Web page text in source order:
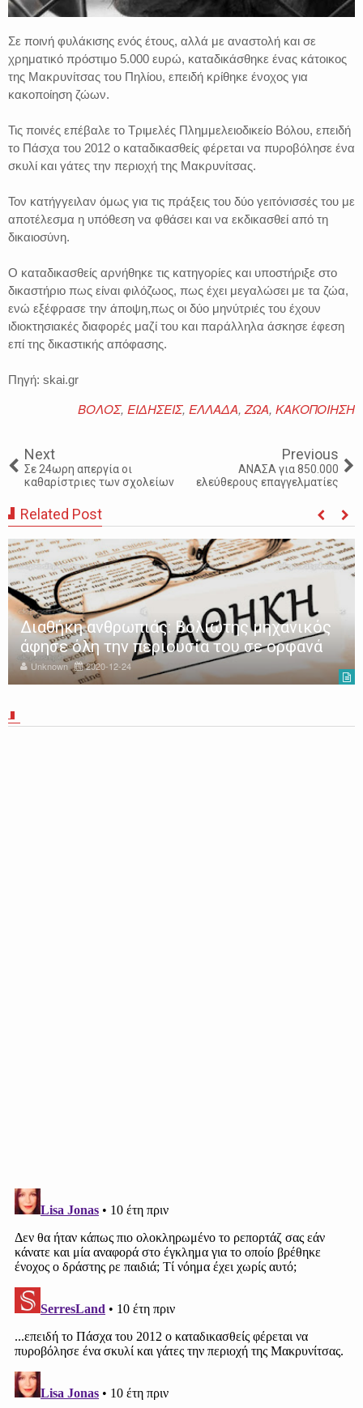
Σε ποινή φυλάκισης ενός έτους, αλλά με αναστολή και σε
χρηματικό πρόστιμο 5.000 ευρώ, καταδικάσθηκε ένας κάτοικος
της Μακρυνίτσας του Πηλίου, επειδή κρίθηκε ένοχος για
κακοποίηση ζώων.
Τις ποινές επέβαλε το Τριμελές Πλημμελειοδικείο Βόλου, επειδή
το Πάσχα του 2012 ο καταδικασθείς φέρεται να πυροβόλησε ένα
σκυλί και γάτες την περιοχή της Μακρυνίτσας.
Τον κατήγγειλαν όμως για τις πράξεις του δύο γειτόνισσές του με
αποτέλεσμα η υπόθεση να φθάσει και να εκδικασθεί από τη
δικαιοσύνη.
Ο καταδικασθείς αρνήθηκε τις κατηγορίες και υποστήριξε στο
δικαστήριο πως είναι φιλόζωος, πως έχει μεγαλώσει με τα ζώα,
ενώ εξέφρασε την άποψη,πως οι δύο μηνύτριές του έχουν
ιδιοκτησιακές διαφορές μαζί του και παράλληλα άσκησε έφεση
επί της δικαστικής απόφασης.
Πηγή: skai.gr
ΒΟΛΟΣ, ΕΙΔΗΣΕΙΣ, ΕΛΛΑΔΑ, ΖΩΑ, ΚΑΚΟΠΟΙΗΣΗ
Next
Σε 24ωρη απεργία οι
καθαρίστριες των σχολείων
Previous
ΑΝΑΣΑ για 850.000
ελεύθερους επαγγελματίες
Related Post
Διαθήκη ανθρωπιάς: Βολιώτης μηχανικός
άφησε όλη την περιουσία του σε ορφανά
Unknown 2020-12-24